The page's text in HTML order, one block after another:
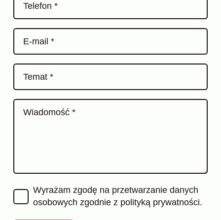
Telefon *
E-mail *
Temat *
Wiadomość *
Wyrażam zgodę na przetwarzanie danych
osobowych zgodnie z polityką prywatności.